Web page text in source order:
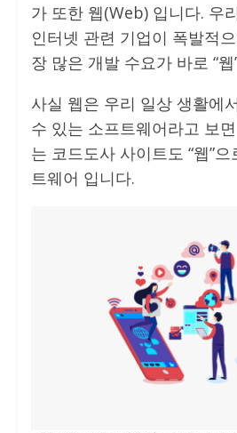
가 또한 웹(Web) 입니다. 우
인터넷 관련 기업이 폭발적
장 많은 개발 수요가 바로 “웹
사실 웹은 우리 일상 생활에
수 있는 소프트웨어라고 보
는 코드도사 사이트도 “웹”
트웨어 입니다.